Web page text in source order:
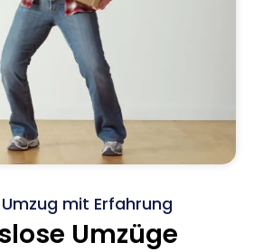
mit Erfahrung
Umzüge